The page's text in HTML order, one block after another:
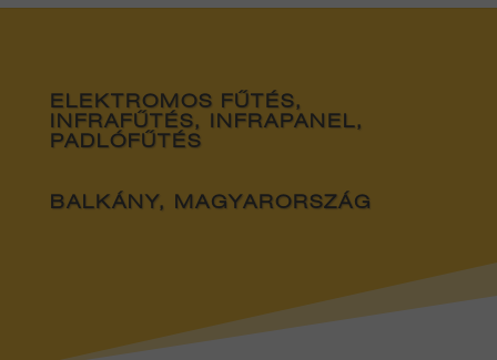
ELEKTROMOS FŰTÉS,
INFRAFŰTÉS, INFRAPANEL,
PADLÓFŰTÉS
BALKÁNY, MAGYARORSZÁG